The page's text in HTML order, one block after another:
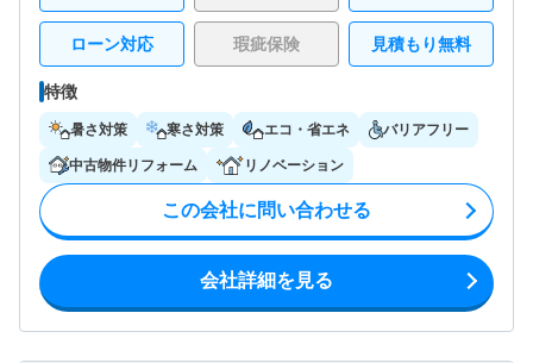
ローン対応 瑕疵保険 見積もり無料
特徴
暑さ対策 寒さ対策 エコ・省エネ バリアフリー
中古物件リフォーム リノベーション
この会社に問い合わせる
会社詳細を見る